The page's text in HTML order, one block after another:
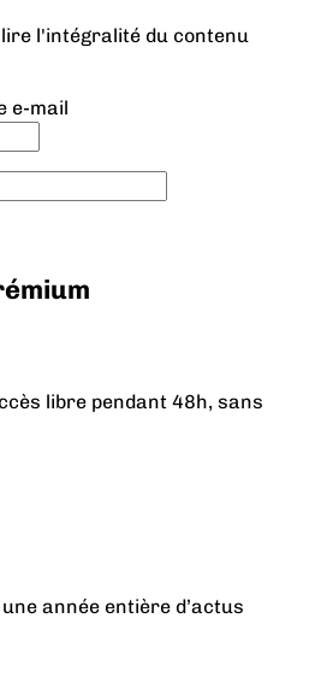
l'intégralité du contenu
e-mail
libre pendant 48h, sans
année entière d’actus